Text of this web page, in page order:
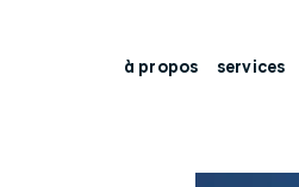
à propos services